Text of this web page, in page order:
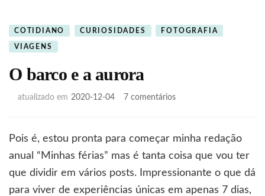
COTIDIANO CURIOSIDADES FOTOGRAFIA
VIAGENS
O barco e a aurora
atualizado em 2020-12-04 7 comentáriosem
aurora
Pois é, estou pronta para começar minha redação
anual “Minhas férias” mas é tanta coisa que vou ter
que dividir em vários posts. Impressionante o que dá
para viver de experiências únicas em apenas 7 dias,